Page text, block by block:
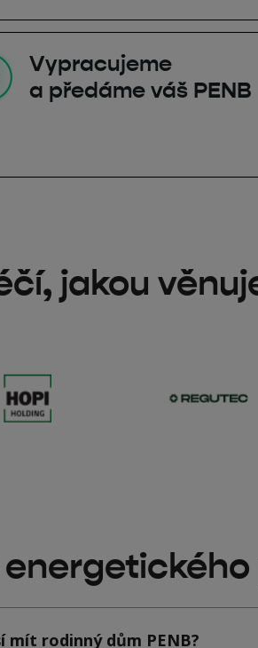
Vypracujeme
a předáme váš PENB
jakou
mít rodinný dům PENB?